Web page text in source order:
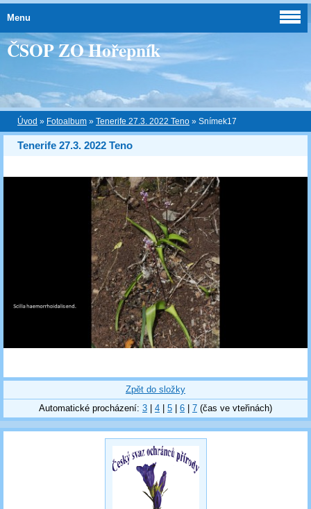
ČSOP ZO Hořepník
Úvod » Fotoalbum » Tenerife 27.3. 2022 Teno » Snímek17
Tenerife 27.3. 2022 Teno
Zpět do složky
Automatické procházení: 3 | 4 | 5 | 6 | 7 (čas ve vteřinách)
Menu